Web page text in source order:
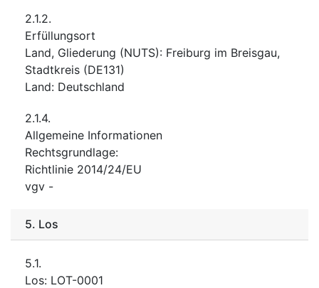
2.1.2.
Erfüllungsort
Land, Gliederung (NUTS): Freiburg im Breisgau,
Stadtkreis (DE131)
Land: Deutschland
2.1.4.
Allgemeine Informationen
Rechtsgrundlage:
Richtlinie 2014/24/EU
vgv -
5. Los
5.1.
Los: LOT-0001